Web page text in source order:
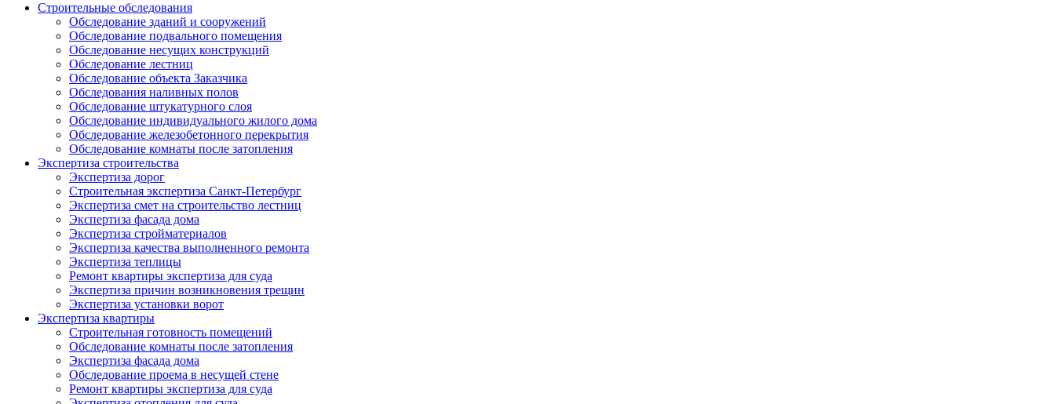
Строительные обследования
Обследование зданий и сооружений
Обследование подвального помещения
Обследование несущих конструкций
Обследование лестниц
Обследование объекта Заказчика
Обследования наливных полов
Обследование штукатурного слоя
Обследование индивидуального жилого дома
Обследование железобетонного перекрытия
Обследование комнаты после затопления
Экспертиза строительства
Экспертиза дорог
Строительная экспертиза Санкт-Петербург
Экспертиза смет на строительство лестниц
Экспертиза фасада дома
Экспертиза стройматериалов
Экспертиза качества выполненного ремонта
Экспертиза теплицы
Ремонт квартиры экспертиза для суда
Экспертиза причин возникновения трещин
Экспертиза установки ворот
Экспертиза квартиры
Строительная готовность помещений
Обследование комнаты после затопления
Экспертиза фасада дома
Обследование проема в несущей стене
Ремонт квартиры экспертиза для суда